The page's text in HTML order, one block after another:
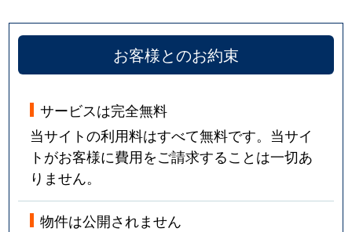
お客様とのお約束
サービスは完全無料
当サイトの利用料はすべて無料です。当サイ
トがお客様に費用をご請求することは一切あ
りません。
物件は公開されません